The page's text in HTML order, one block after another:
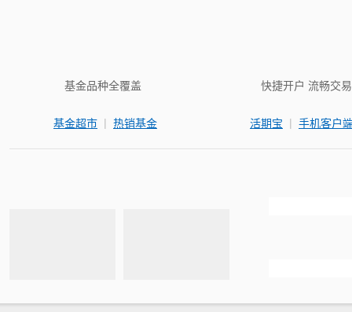
基金品种全覆盖
基金超市 | 热销基金
快捷开户 流畅交易
活期宝 | 手机客户